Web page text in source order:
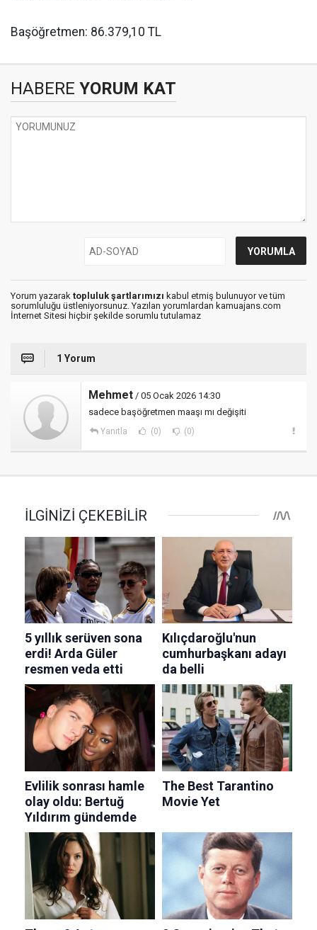
Başöğretmen: 86.379,10 TL
HABERE YORUM KAT
Yorum yazarak topluluk şartlarımızı kabul etmiş bulunuyor ve tüm
sorumluluğu üstleniyorsunuz. Yazılan yorumlardan kamuajans.com
İnternet Sitesi hiçbir şekilde sorumlu tutulamaz
1 Yorum
Mehmet / 05 Ocak 2026 14:30
sadece başöğretmen maaşı mı değişiti
Yanıtla (0) (0)